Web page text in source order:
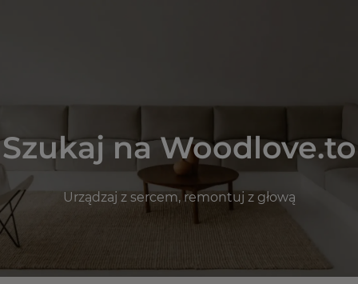
Szukaj na Woodlove.to
Urządzaj z sercem, remontuj z głową